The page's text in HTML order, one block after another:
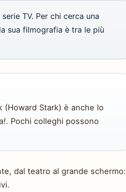
TV. Per chi cerca una
sua filmografia è tra le più
(Howard Stark) è anche lo
. Pochi colleghi possono
dal teatro al grande schermo: